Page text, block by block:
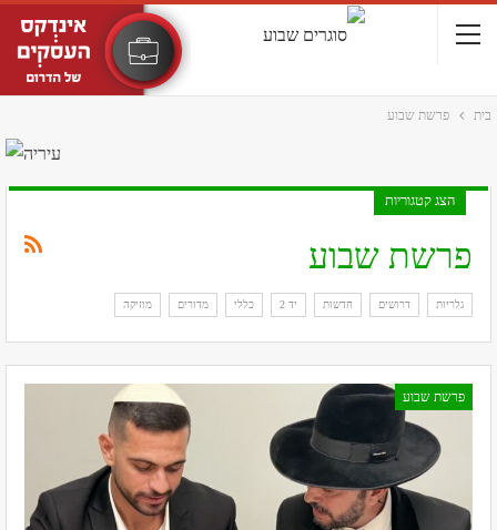
בית פרשת שבוע
הצג קטגוריות
פרשת שבוע
גלריות דרושים חדשות יד 2 כללי מדורים מוזיקה
פרשת שבוע